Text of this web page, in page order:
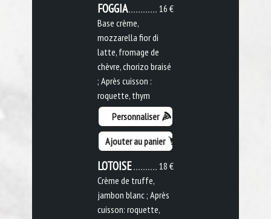
16 €
FOGGIA
Base crème,
mozzarella fior di
latte, fromage de
chèvre, chorizo braisé
; Après cuisson :
roquette, thym
Personnaliser
Ajouter au panier
18 €
LOTOISE
Crème de truffe,
jambon blanc ; Après
cuisson: roquette,